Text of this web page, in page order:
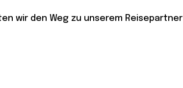
wir den Weg zu unserem Reisepartner